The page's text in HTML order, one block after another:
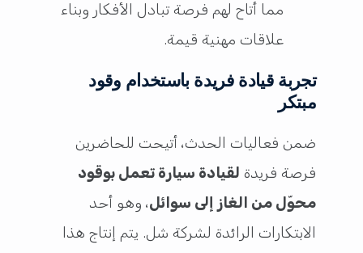
مما أتاح لهم فرصة تبادل الأفكار وبناء
علاقات مهنية قيمة.
تجربة قيادة فريدة باستخدام وقود
مبتكر
ضمن فعاليات الحدث، أتيحت للحاضرين
فرصة فريدة لقيادة سيارة تعمل بوقود
محوّل من الغاز إلى سوائل، وهو أحد
الابتكارات الرائدة لشركة شل. يتم إنتاج هذا